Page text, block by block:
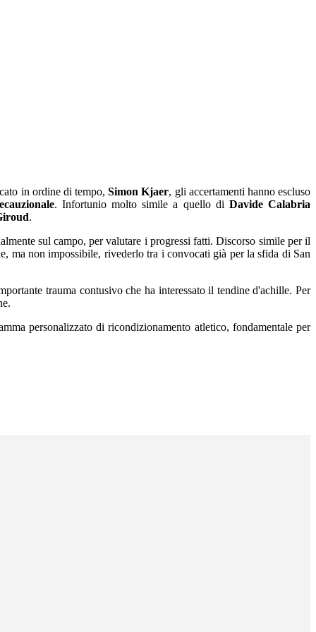
in ordine di tempo,Simon Kjaer, gli accertamenti hanno escluso
. Infortunio molto simile a quello di Davide Calabria
.
sul campo, per valutare i progressi fatti. Discorso simile per il
ma non impossibile, rivederlo tra i convocati già per la sfida di San
trauma contusivo che ha interessato il tendine d'achille. Per
personalizzato di ricondizionamento atletico, fondamentale per